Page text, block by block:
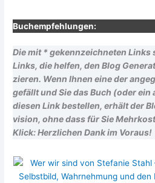
Buch­emp­feh­lun­gen:
Die mit * gekenn­zeich­ne­ten
Links, die hel­fen, den Blog
zie­ren. Wenn Ihnen eine der
gefällt und Sie das Buch (oder
die­sen Link bestel­len, erhält der
vi­si­on, ohne dass für Sie
Klick: Herz­li­chen Dank im Voraus!